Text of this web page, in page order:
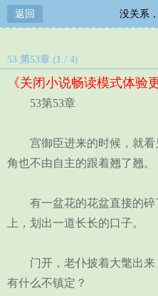
返回 没关系
53 第53章 (1 / 4)
《关闭小说畅读模式体验
53第53章
宫御臣进来的时候，就看
角也不由自主的跟着翘了翘。
有一盆花的花盆直接的碎
上，划出一道长长的口子。
门开，老仆披着大氅出来
有什么不镇定？